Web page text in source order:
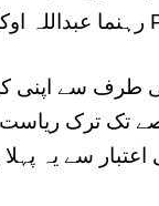
سے یہ پہلا